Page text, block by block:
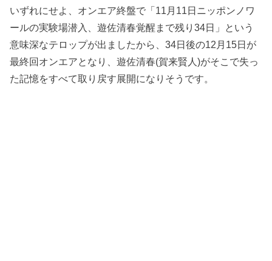
いずれにせよ、オンエア終盤で「11月11日ニッポンノワ
ールの実験場潜入、遊佐清春覚醒まで残り34日」という
意味深なテロップが出ましたから、34日後の12月15日が
最終回オンエアとなり、遊佐清春(賀来賢人)がそこで失っ
た記憶をすべて取り戻す展開になりそうです。